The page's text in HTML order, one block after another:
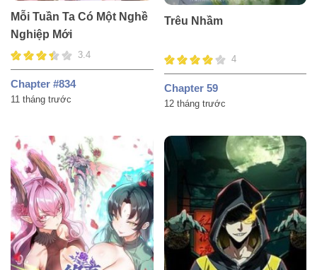
Mỗi Tuần Ta Có Một Nghề
Nghiệp Mới
3.4
Chapter #834
11 tháng trước
Trêu Nhầm
4
Chapter 59
12 tháng trước